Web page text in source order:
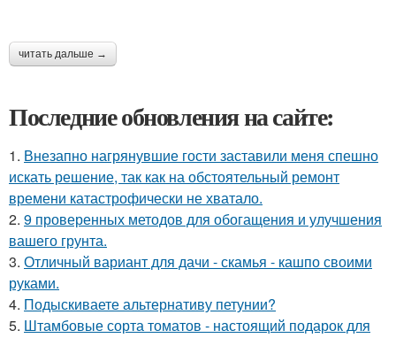
читать дальше →
Последние обновления на сайте:
1. Внезапно нагрянувшие гости заставили меня спешно
искать решение, так как на обстоятельный ремонт
времени катастрофически не хватало.
2. 9 проверенных методов для обогащения и улучшения
вашего грунта.
3. Отличный вариант для дачи - скамья - кашпо своими
руками.
4. Подыскиваете альтернативу петунии?
5. Штамбовые сорта томатов - настоящий подарок для